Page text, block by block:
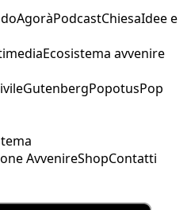
AgoràPodcastChiesaIdee e
Ecosistema avvenire
GutenbergPopotusPop
AvvenireShopContatti